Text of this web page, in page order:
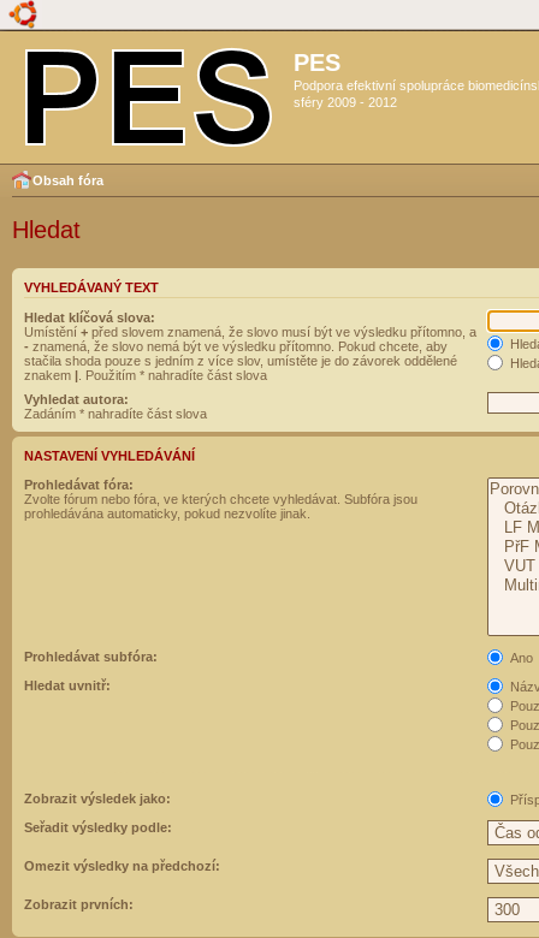
PES
Podpora efektivní spolupráce
sféry 2009 - 2012
Obsah fóra
Hledat
VYHLEDÁVANÝ TEXT
Hledat klíčová slova:
Umístění + před slovem znamená, že slovo musí být ve výsledku přítomno, a
- znamená, že slovo nemá být ve výsledku přítomno. Pokud chcete, aby
stačila shoda pouze s jedním z více slov, umístěte je do závorek oddělené
znakem | . Použitím * nahradíte část slova
Vyhledat autora:
Zadáním * nahradíte část slova
NASTAVENÍ VYHLEDÁVÁNÍ
Prohledávat fóra:
Zvolte fórum nebo fóra, ve kterých chcete vyhledávat. Subfóra jsou
prohledávána automaticky, pokud nezvolíte jinak.
Prohledávat subfóra:
Ano
Hledat uvnitř:
Zobrazit výsledek jako:
Seřadit výsledky podle:
Omezit výsledky na předchozí:
Zobrazit prvních: